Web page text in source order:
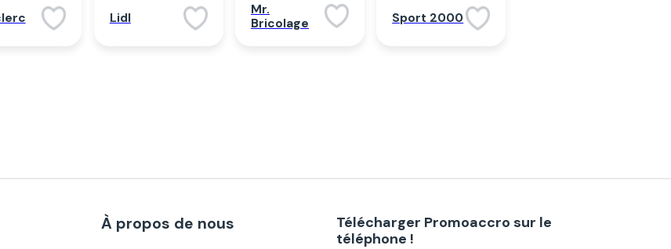
Lidl
Mr.
Bricolage
Sport 2000
À propos de nous
Télécharger Promoaccro sur le
téléphone !